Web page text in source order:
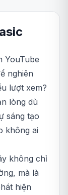
YouTube
nghiên
lượt xem?
lòng dù
sáng tạo
không ai
không chỉ
mà là
hiện